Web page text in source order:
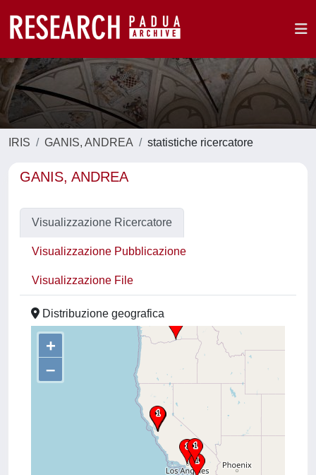
IRIS GANIS, ANDREA statistiche ricercatore
GANIS, ANDREA
Visualizzazione Ricercatore
Visualizzazione Pubblicazione
Visualizzazione File
Distribuzione geografica
+
–